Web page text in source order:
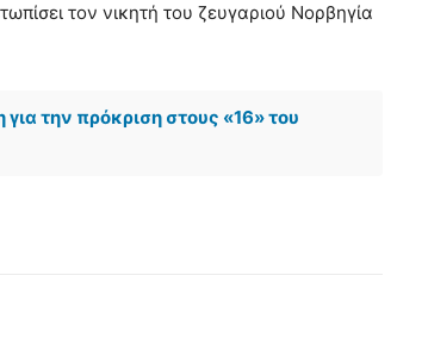
τον νικητή του ζευγαριού Νορβηγία
την πρόκριση στους «16» του